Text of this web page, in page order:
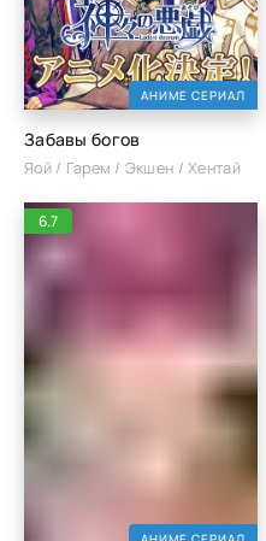
АНИМЕ СЕРИАЛ
Забавы богов
Яой / Гарем / Экшен / Хентай
6.7